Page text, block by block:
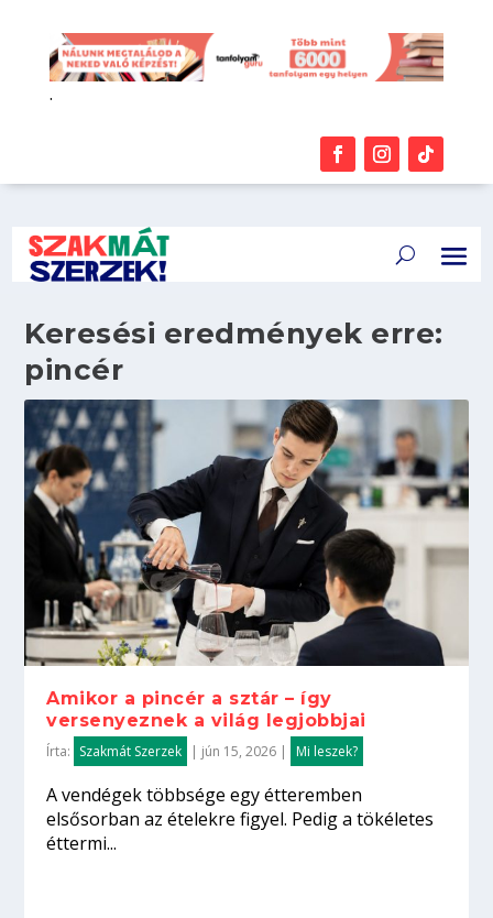
.
Keresési eredmények erre:
pincér
Amikor a pincér a sztár – így
versenyeznek a világ legjobbjai
Írta: Szakmát Szerzek | jún 15, 2026 | Mi leszek?
A vendégek többsége egy étteremben
elsősorban az ételekre figyel. Pedig a tökéletes
éttermi...